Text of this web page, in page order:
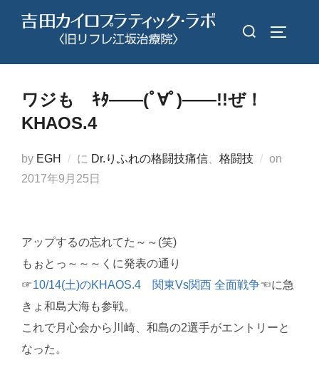
検
対
ワジも ｷﾀ――(ﾟ∀ﾟ)――!!ぜ！
KHAOS.4
by EGH に Dr.りふれの格闘技痛信、 格闘技 on
2017年9月25日
アップするの忘れてた～～(笑)
もぉとっ～～～くに発表の通り
☞10/14(土)のKHAOS.4 関東Vs関西 全面戦争☜に急
きょ和島大海も参戦。
これで月心会から川崎、和島の2選手がエントリーと
なった。